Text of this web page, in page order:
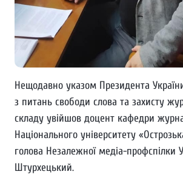
Нещодавно указом Президента
з питань свободи слова та захисту
складу увійшов доцент кафедри
Національного університету
голова Незалежної медіа-профспілки
Штурхецький.